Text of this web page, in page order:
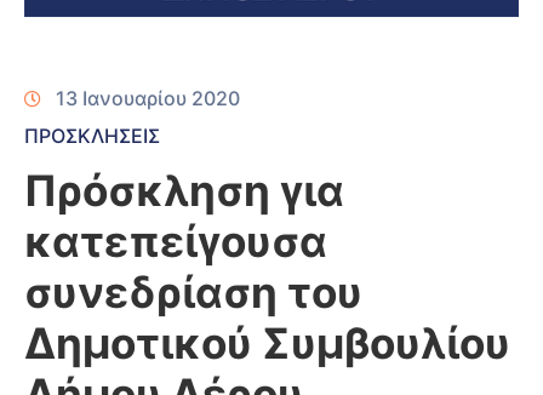
13 Ιανουαρίου 2020
ΠΡΟΣΚΛΗΣΕΙΣ
Πρόσκληση για
κατεπείγουσα
συνεδρίαση του
Δημοτικού Συμβουλίου